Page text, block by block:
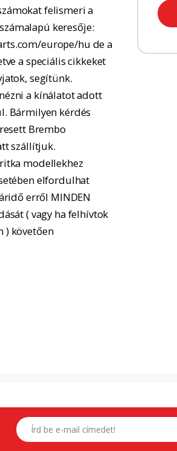
felismeri a
keresője:
europe/hu de a
a speciális cikkeket
segítünk.
a kínálatot adott
Bármilyen kérdés
Brembo
szállítjuk.
modellekhez
elfordulhat
erről MINDEN
( vagy ha felhívtok
) követően
E-mail címed